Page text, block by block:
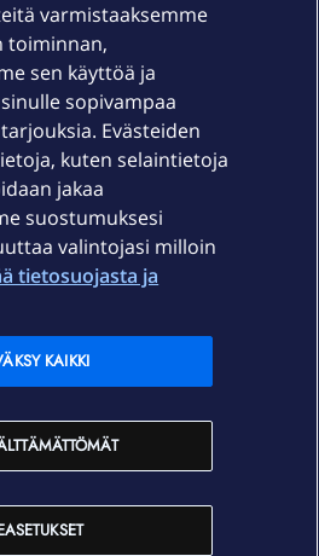
varmistaaksemme
toiminnan,
sen käyttöä ja
sopivampaa
Evästeiden
kuten selaintietoja
jakaa
suostumuksesi
valintojasi milloin
tietosuojasta ja
KAIKKI